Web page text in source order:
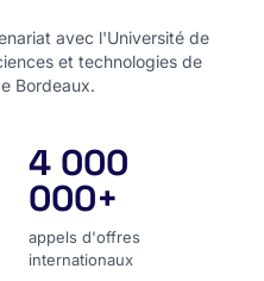
avec l'Université de
et technologies de
Bordeaux.
appels d'offres
4 000
000+
appels d'offres
internationaux